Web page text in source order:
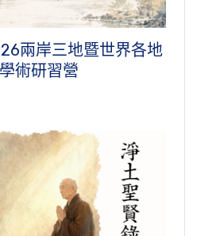
兩岸三地暨世界各地
術研習營